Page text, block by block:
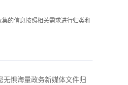
的信息按照相关需求进行归类和
无惧海量政务新媒体文件归